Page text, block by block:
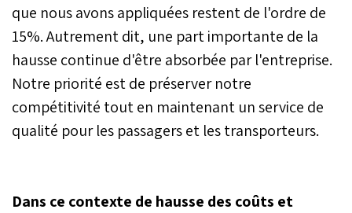
que nous avons appliquées restent de l'ordre de
15%. Autrement dit, une part importante de la
hausse continue d'être absorbée par l'entreprise.
Notre priorité est de préserver notre
compétitivité tout en maintenant un service de
qualité pour les passagers et les transporteurs.
Dans ce contexte de hausse des coûts et